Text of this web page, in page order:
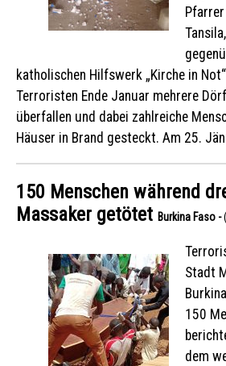
katholischen Hilfswerk „Kirche in
Terroristen Ende Januar mehrere
überfallen und dabei zahlreiche
Häuser in Brand gesteckt. Am 25.
150 Menschen während
Massaker getötet Burkina Faso -
Stadt
150
dem